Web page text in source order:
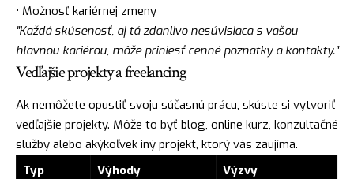
• Možnosť kariérnej zmeny
"Každá skúsenosť, aj tá zdanlivo nesúvisiaca s vašou
hlavnou kariérou, môže priniesť cenné poznatky a kontakty."
Vedľajšie projekty a freelancing
Ak nemôžete opustiť svoju súčasnú prácu, skúste si vytvoriť
vedľajšie projekty. Môže to byť blog, online kurz, konzultačné
služby alebo akýkoľvek iný projekt, ktorý vás zaujíma.
Typ
Výhody Výzvy